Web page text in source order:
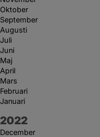
Oktober
September
Augusti
Juli
Juni
Maj
April
Mars
Februari
Januari
År:
2022
December